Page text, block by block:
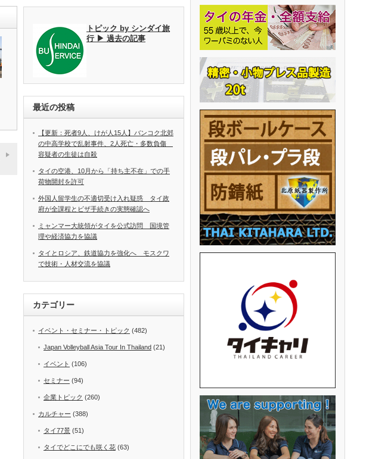
トピック by シンダイ旅
行 ▶ 過去の記事
最近の投稿
【更新：死者9人、けが人15人】バンコク北郊
の中高学校で乱射事件、2人死亡・多数負傷
容疑者の生徒は自殺
タイの空港、10月から「持ち主不在」での手
荷物開封を許可
外国人留学生の不適切受け入れ疑惑 タイ政
府が全課程とビザ手続きの実態確認へ
ミャンマー大統領がタイを公式訪問 国境管
理や経済協力を協議
タイとロシア、鉄道協力を強化へ モスクワ
で技術・人材交流を協議
カテゴリー
イベント・セミナー・トピック (482)
Japan Volleyball Asia Tour In Thailand (21)
イベント (106)
セミナー (94)
企業トピック (260)
カルチャー (388)
タイ77景 (51)
タイでどこにでも咲く花 (63)